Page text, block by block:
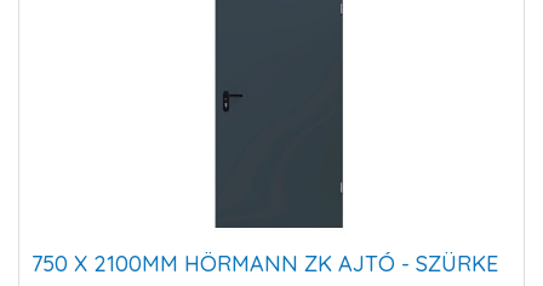
750 X 2100MM HÖRMANN ZK AJTÓ - SZÜRKE